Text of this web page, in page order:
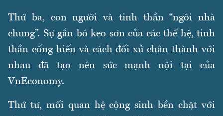
Thứ ba, con người và tinh thần “ngôi nhà
chung”. Sự gắn bó keo sơn của các thế hệ, tinh
thần cống hiến và cách đối xử chân thành với
nhau đã tạo nên sức mạnh nội tại của
VnEconomy.
Thứ tư, mối quan hệ cộng sinh bền chặt với